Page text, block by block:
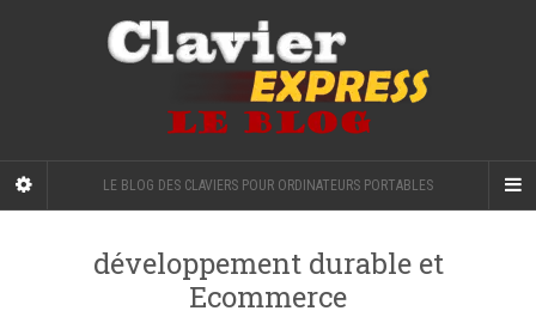
LE BLOG DES CLAVIERS POUR ORDINATEURS PORTABLES
développement durable et
Ecommerce